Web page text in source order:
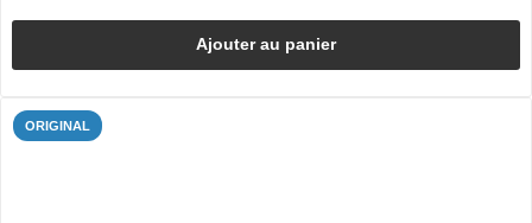
Ajouter au panier
ORIGINAL